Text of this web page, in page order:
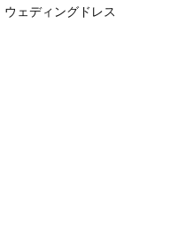
ェディングドレス